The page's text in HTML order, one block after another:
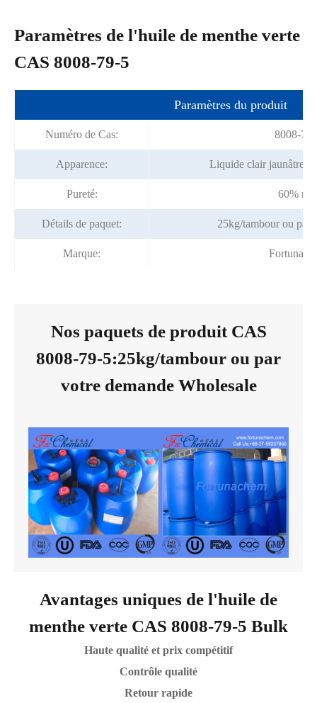
Paramètres de l'huile de menthe verte
CAS 8008-79-5
Paramètres du produit
Numéro de Cas: 8008-
Apparence: Liquide clair jaunâtre
Pureté: 60%
Détails de paquet: 25kg/tambour ou par
Marque:
Nos paquets de produit CAS
8008-79-5:25kg/tambour ou par
votre demande Wholesale
Avantages uniques de l'huile de
menthe verte CAS 8008-79-5 Bulk
Haute qualité et prix compétitif
Contrôle qualité
Retour rapide